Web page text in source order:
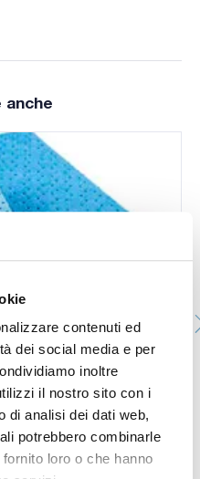
contenuti ed
dei social media e per
inoltre
il nostro sito con i
di analisi dei dati web,
potrebbero combinarle
loro o che hanno
dei bagni con
cloths. Dimensions:
for hydrocarburs